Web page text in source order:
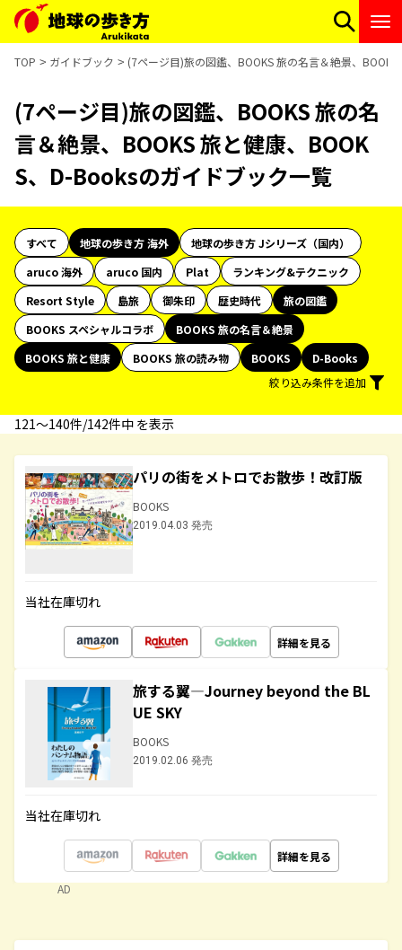
TOP ガイドブック (7ページ目)旅の図鑑、BOOKS 旅の名言＆絶景、
(7ページ目)旅の図鑑、BOOKS 旅の名
言＆絶景、BOOKS 旅と健康、BOOK
S、D-Booksのガイドブック一覧
すべて 地球の歩き方 海外
地球の歩き方 Jシリーズ（国内）
aruco 海外
aruco 国内 Plat
ランキング&テクニック
Resort Style
島旅 御朱印 歴史時代
旅の図鑑
BOOKS スペシャルコラボ
BOOKS 旅の名言＆絶景
BOOKS 旅と健康
BOOKS 旅の読み物 BOOKS
D-Books
絞り込み条件を追加
121〜140件/142件中 を表示
パリの街をメトロでお散歩！改訂版
BOOKS
2019.04.03 発売
当社在庫切れ
詳細を見る
旅する翼―Journey beyond the BL
UE SKY
BOOKS
2019.02.06 発売
当社在庫切れ
詳細を見る
AD